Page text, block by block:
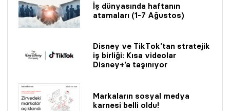
İş dünyasında haftanın
atamaları (1-7 Ağustos)
Disney ve TikTok’tan stratejik
iş birliği: Kısa videolar
Disney+’a taşınıyor
Markaların sosyal medya
karnesi belli oldu!